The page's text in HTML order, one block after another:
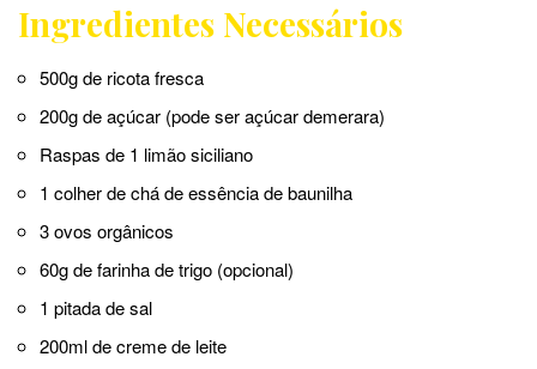
Ingredientes Necessários
500g de ricota fresca
200g de açúcar (pode ser açúcar demerara)
Raspas de 1 limão siciliano
1 colher de chá de essência de baunilha
3 ovos orgânicos
60g de farinha de trigo (opcional)
1 pitada de sal
200ml de creme de leite